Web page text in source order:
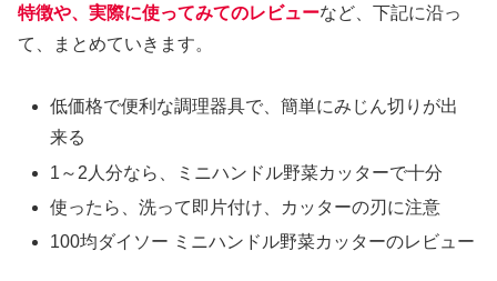
特徴や、実際に使ってみてのレビューなど、下記に沿っ
て、まとめていきます。
低価格で便利な調理器具で、簡単にみじん切りが出
来る
1～2人分なら、ミニハンドル野菜カッターで十分
使ったら、洗って即片付け、カッターの刃に注意
100均ダイソー ミニハンドル野菜カッターのレビュー